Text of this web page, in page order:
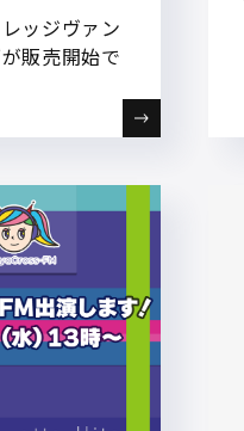
ッジヴァン
販売開始で